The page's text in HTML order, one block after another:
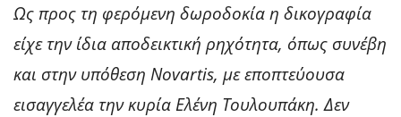
Ως προς τη φερόμενη δωροδοκία η δικογραφία
είχε την ίδια αποδεικτική ρηχότητα, όπως συνέβη
και στην υπόθεση Novartis, με εποπτεύουσα
εισαγγελέα την κυρία Ελένη Τουλουπάκη. Δεν